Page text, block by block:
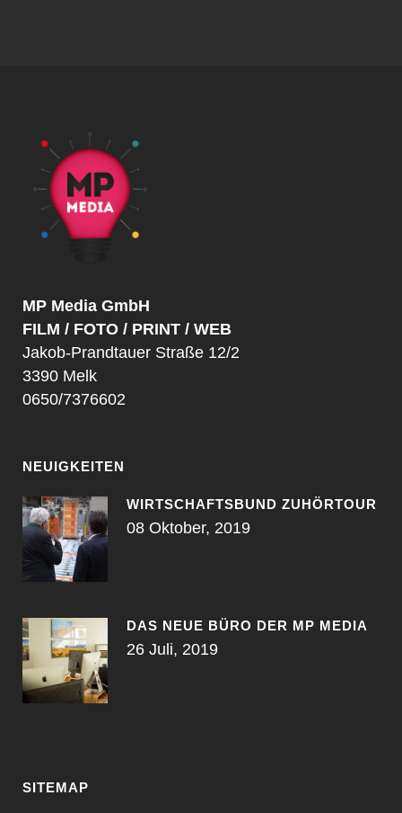
MP Media GmbH
FILM / FOTO / PRINT / WEB
Jakob-Prandtauer Straße 12/2
3390 Melk
0650/7376602
NEUIGKEITEN
WIRTSCHAFTSBUND ZUHÖRTOUR
08 Oktober, 2019
DAS NEUE BÜRO DER MP MEDIA
26 Juli, 2019
SITEMAP